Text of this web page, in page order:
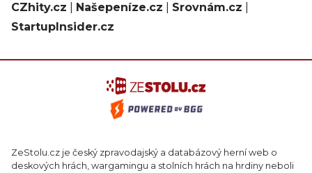
CZhity.cz
Našepeníze.cz Srovnám.cz
StartupInsider.cz
ZeStolu.cz je český zpravodajský a databázový herní web o
deskových hrách, wargamingu a stolních hrách na hrdiny neboli